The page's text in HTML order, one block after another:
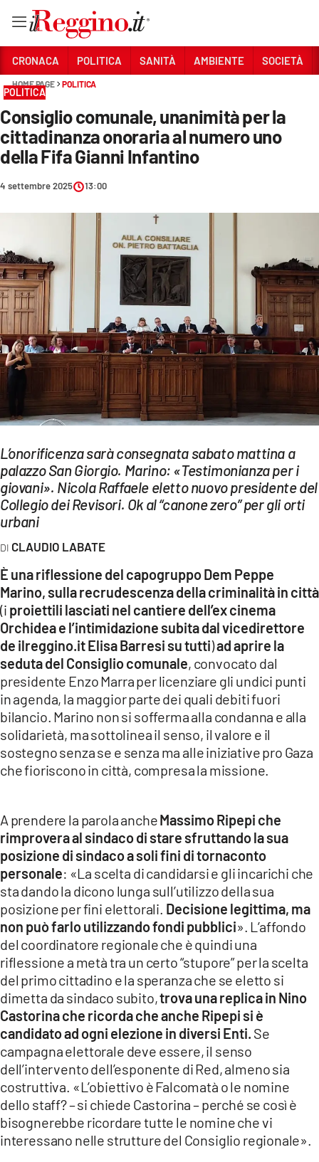
Sezioni
CRONACA
POLITICA
SANITÀ
AMBIENTE
CULTURA
ECONOMIA E LAVORO
EVENTI
SPORT
Streaming
LAC NETWORK
LAC ONAIR
Network
LACPLAY.IT
LACTV.IT
LACONAIR.IT
LACITYMAG.IT
ILREGGINO.IT
COSENZACHANNEL.IT
ILVIBONESE.IT
LACAPITALENEWS.IT
App
ANDROID
APPLE
CRONACA POLITICA SANITÀ AMBIENTE SOCIETÀ
HOME PAGE POLITICA
POLITICA
Consiglio comunale, unanimità per la
cittadinanza onoraria al numero uno
della Fifa Gianni Infantino
4 settembre 2025 13:00
L’onorificenza sarà consegnata sabato mattina a
palazzo San Giorgio. Marino: «Testimonianza per i
giovani». Nicola Raffaele eletto nuovo presidente del
Collegio dei Revisori. Ok al “canone zero” per gli orti
urbani
CLAUDIO LABATE
È una riflessione del capogruppo Dem Peppe
Marino, sulla recrudescenza della criminalità in città
(i proiettili lasciati nel cantiere dell’ex cinema
Orchidea e l’intimidazione subita dal vicedirettore
de ilreggino.it Elisa Barresi su tutti)ad aprire la
seduta del Consiglio comunale, convocato dal
presidente Enzo Marra per licenziare gli undici punti
in agenda, la maggior parte dei quali debiti fuori
bilancio. Marino non si sofferma alla condanna e alla
solidarietà, ma sottolinea il senso, il valore e il
sostegno senza se e senza ma alle iniziative pro Gaza
che fioriscono in città, compresa la missione.
A prendere la parola ancheMassimo Ripepi che
rimprovera al sindaco di stare sfruttando la sua
posizione di sindaco a soli fini di tornaconto
personale: «La scelta di candidarsi e gli incarichi che
sta dando la dicono lunga sull’utilizzo della sua
posizione per fini elettorali. Decisione legittima, ma
non può farlo utilizzando fondi pubblici». L’affondo
del coordinatore regionale che è quindi una
riflessione a metà tra un certo “stupore” per la scelta
del primo cittadino e la speranza che se eletto si
dimetta da sindaco subito,trova una replica in Nino
Castorina che ricorda che anche Ripepi si è
candidato ad ogni elezione in diversi Enti. Se
campagna elettorale deve essere, il senso
dell’intervento dell’esponente di Red, almeno sia
costruttiva. «L’obiettivo è Falcomatà o le nomine
dello staff? – si chiede Castorina – perché se così è
bisognerebbe ricordare tutte le nomine che vi
interessano nelle strutture del Consiglio regionale».